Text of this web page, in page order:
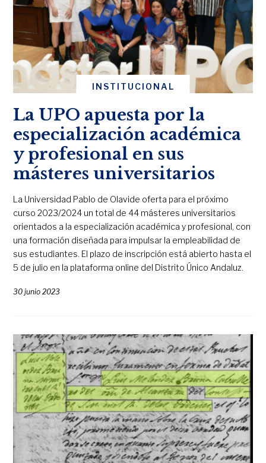
INSTITUCIONAL
La UPO apuesta por la
especialización académica
y profesional en sus
másteres universitarios
La Universidad Pablo de Olavide oferta para el próximo
curso 2023/2024 un total de 44 másteres universitarios
orientados a la especialización académica y profesional, con
una formación diseñada para impulsar la empleabilidad de
sus estudiantes. El plazo de inscripción está abierto hasta el
5 de julio en la plataforma online del Distrito Único Andaluz.
30 junio 2023